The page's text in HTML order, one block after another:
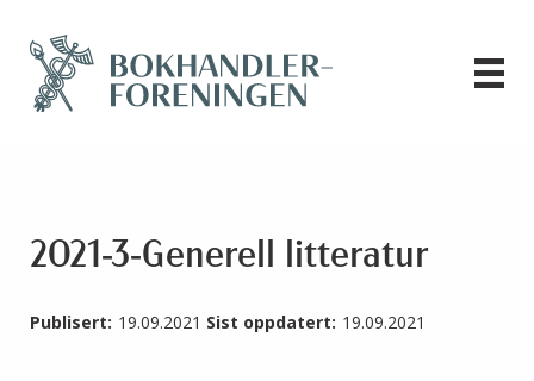
2021-3-Generell litteratur
Publisert: 19.09.2021 Sist oppdatert: 19.09.2021